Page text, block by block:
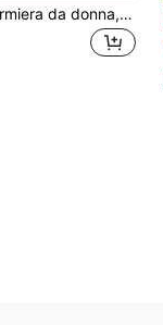
Divisa da infermiera da donna, divisa da estetica SPA, set di abbigliamento da lavoro per clinica veterinaria e odontoiatria per animali domestici, divisa da infermiera di alta qualità per l'autunno